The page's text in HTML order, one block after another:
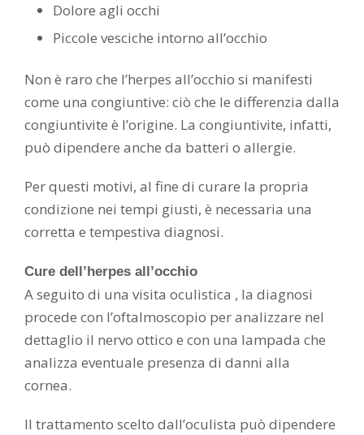
Dolore agli occhi
Piccole vesciche intorno all’occhio
Non è raro che l’herpes all’occhio si manifesti
come una congiuntive: ciò che le differenzia dalla
congiuntivite è l’origine. La congiuntivite, infatti,
può dipendere anche da batteri o allergie.
Per questi motivi, al fine di curare la propria
condizione nei tempi giusti, è necessaria una
corretta e tempestiva diagnosi.
Cure dell’herpes all’occhio
A seguito di una visita oculistica , la diagnosi
procede con l’oftalmoscopio per analizzare nel
dettaglio il nervo ottico e con una lampada che
analizza eventuale presenza di danni alla
cornea.
Il trattamento scelto dall’oculista può dipendere